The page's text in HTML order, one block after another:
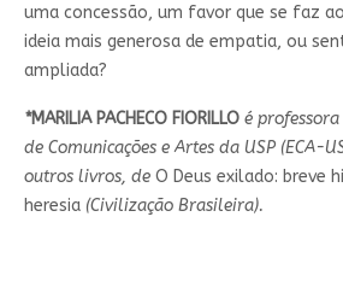
uma concessão, um favor que se faz
ideia mais generosa de empatia, ou
ampliada?
*MARILIA PACHECO FIORILLOé professora
de Comunicações e Artes da USP (ECA-
outros livros, de O Deus exilado: breve
heresia(Civilização Brasileira).